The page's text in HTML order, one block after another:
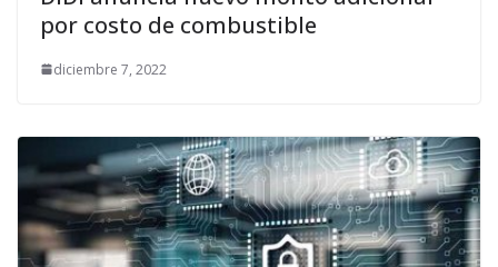
por costo de combustible
diciembre 7, 2022